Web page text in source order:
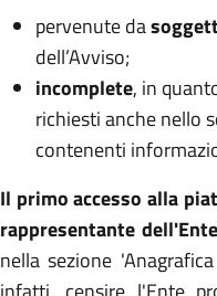
pervenute da
dell’Avviso;
incomplete, in
richiesti anche nello
contenenti
Il primo accesso alla
rappresentante
nella sezione